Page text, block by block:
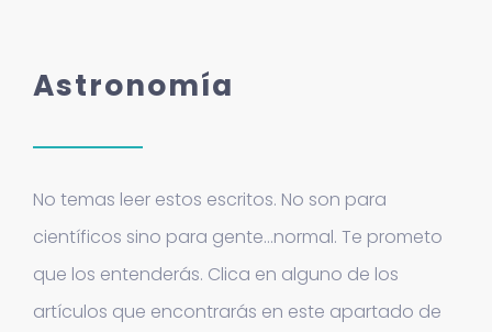
Astronomía
No temas leer estos escritos. No son para
científicos sino para gente…normal. Te prometo
que los entenderás. Clica en alguno de los
artículos que encontrarás en este apartado de